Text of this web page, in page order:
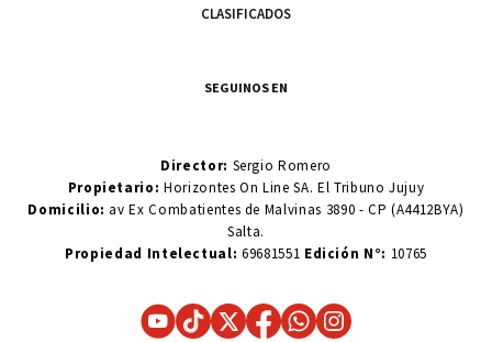
CLASIFICADOS
SEGUINOS EN
Director: Sergio Romero
Propietario:Horizontes On Line SA. El Tribuno Jujuy
Domicilio: av Ex Combatientes de Malvinas 3890 - CP (A4412BYA)
Salta.
Propiedad Intelectual: 69681551 Edición N°: 10765